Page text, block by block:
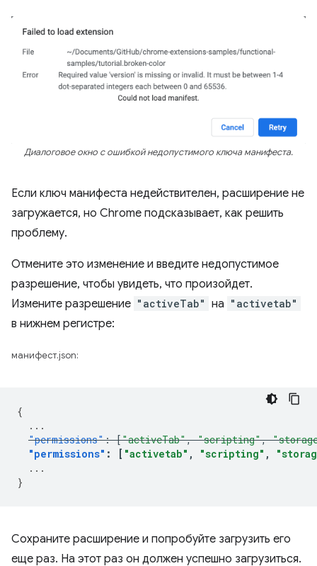
Диалоговое окно с ошибкой недопустимого ключа манифеста.
Если ключ манифеста недействителен, расширение не
загружается, но Chrome подсказывает, как решить
проблему.
Отмените это изменение и введите недопустимое
разрешение, чтобы увидеть, что произойдет.
Измените разрешение "activeTab" на "activetab"
в нижнем регистре:
манифест.json:
{
...
"permissions": ["activeTab", "scripting",
"permissions" : [ "activetab" , "scripting" ,
...
}
Сохраните расширение и попробуйте загрузить его
еще раз. На этот раз он должен успешно загрузиться.